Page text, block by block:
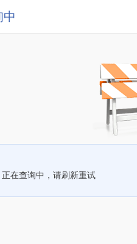
中
正在查询中，请刷新重试